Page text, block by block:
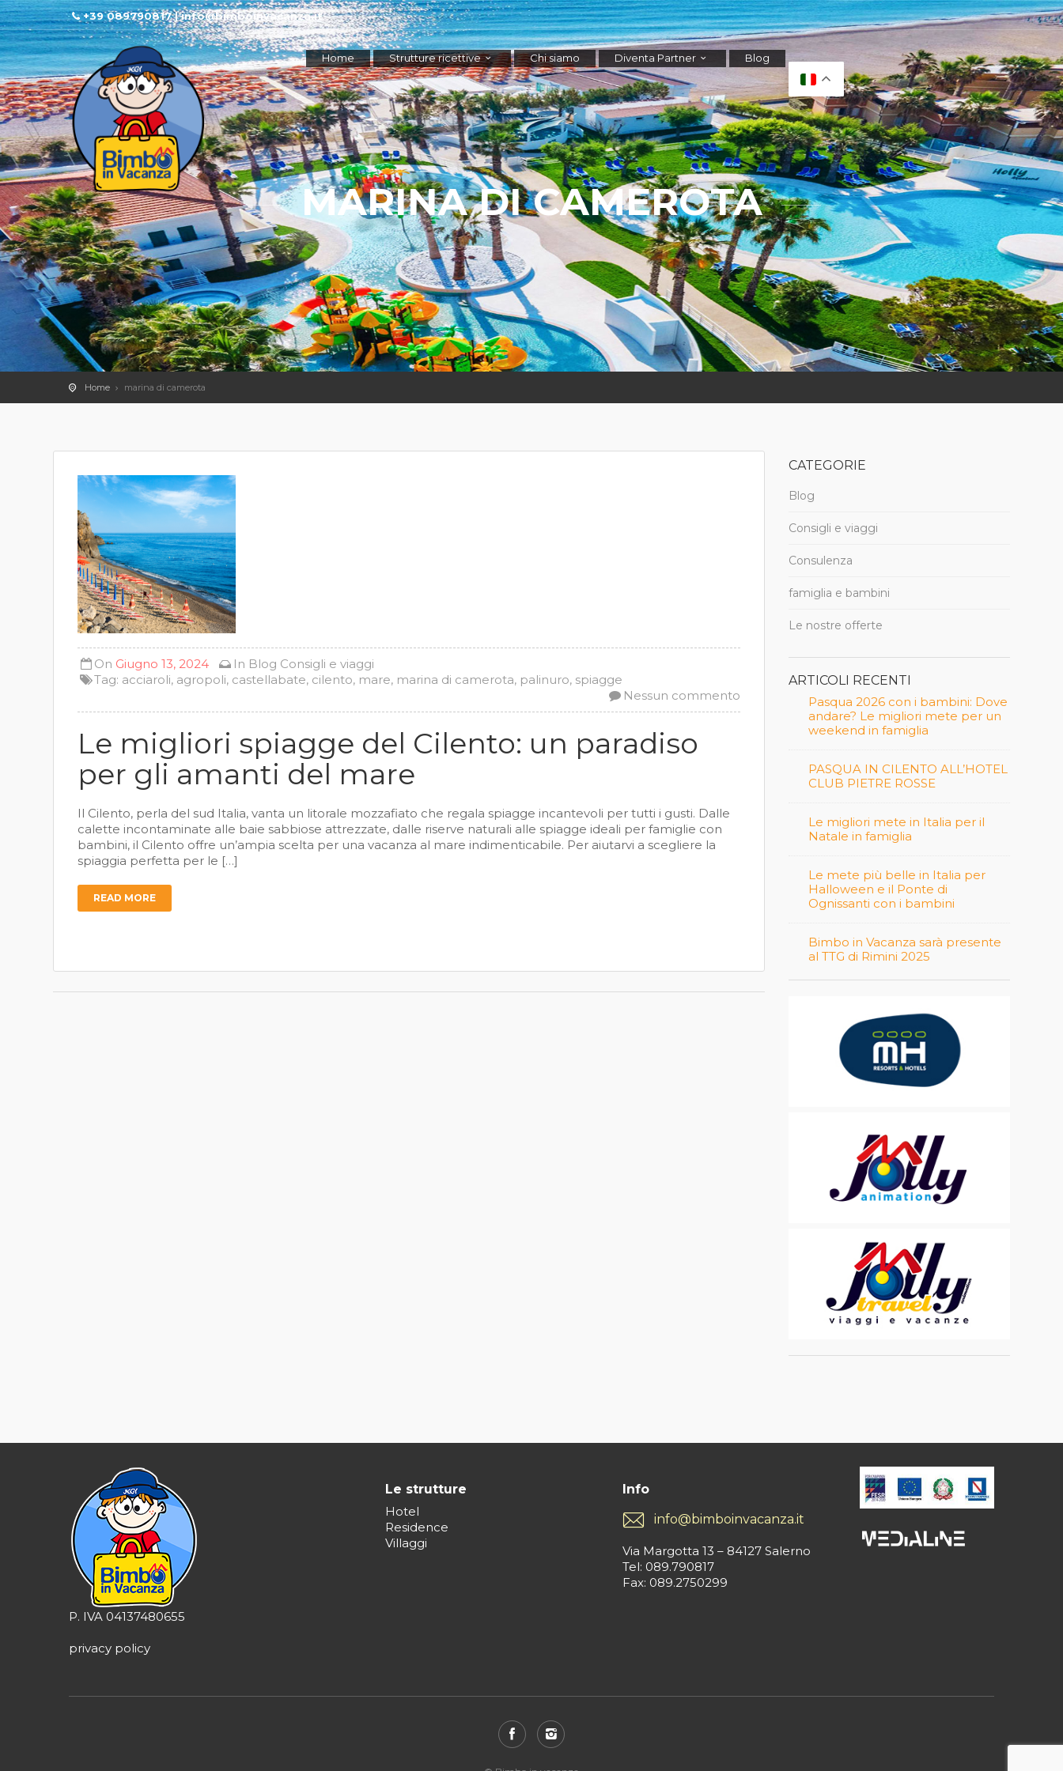
+39 089790817 | info@bimboinvacanza.it
Home Strutture ricettive Chi siamo Diventa Partner Blog
MARINA DI CAMEROTA
Home marina di camerota
On Giugno 13, 2024 In Blog Consigli e viaggi
Tag: acciaroli, agropoli, castellabate, cilento, mare, marina di camerota, palinuro, spiagge
Nessun commento
Le migliori spiagge del Cilento: un paradiso
per gli amanti del mare
Il Cilento, perla del sud Italia, vanta un litorale mozzafiato che regala spiagge incantevoli per tutti i gusti. Dalle
calette incontaminate alle baie sabbiose attrezzate, dalle riserve naturali alle spiagge ideali per famiglie con
bambini, il Cilento offre un’ampia scelta per una vacanza al mare indimenticabile. Per aiutarvi a scegliere la
spiaggia perfetta per le […]
READ MORE
CATEGORIE
Blog
Consigli e viaggi
Consulenza
famiglia e bambini
Le nostre offerte
ARTICOLI RECENTI
Pasqua 2026 con i bambini: Dove
andare? Le migliori mete per un
weekend in famiglia
PASQUA IN CILENTO ALL’HOTEL
CLUB PIETRE ROSSE
Le migliori mete in Italia per il
Natale in famiglia
Le mete più belle in Italia per
Halloween e il Ponte di
Ognissanti con i bambini
Bimbo in Vacanza sarà presente
al TTG di Rimini 2025
P. IVA 04137480655
privacy policy
Le strutture
Hotel
Residence
Villaggi
Info
info@bimboinvacanza.it
Via Margotta 13 – 84127 Salerno
Tel: 089.790817
Fax: 089.2750299